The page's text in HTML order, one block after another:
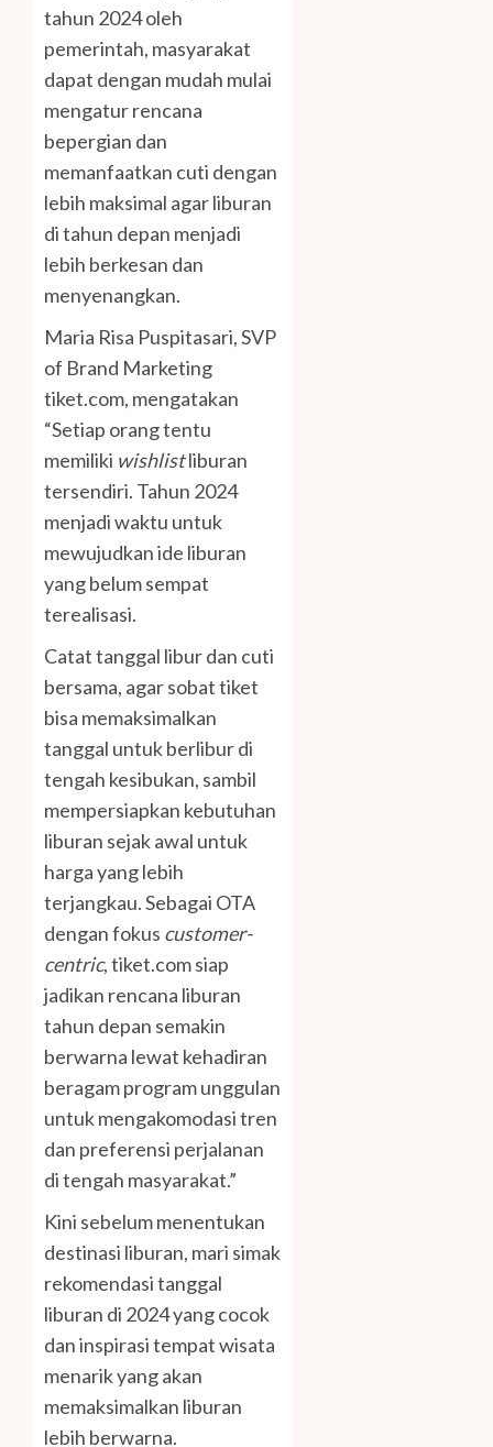
tahun 2024 oleh
pemerintah, masyarakat
dapat dengan mudah mulai
mengatur rencana
bepergian dan
memanfaatkan cuti dengan
lebih maksimal agar liburan
di tahun depan menjadi
lebih berkesan dan
menyenangkan.
Maria Risa Puspitasari, SVP
of Brand Marketing
tiket.com, mengatakan
“Setiap orang tentu
memiliki wishlistliburan
tersendiri. Tahun 2024
menjadi waktu untuk
mewujudkan ide liburan
yang belum sempat
terealisasi.
Catat tanggal libur dan cuti
bersama, agar sobat tiket
bisa memaksimalkan
tanggal untuk berlibur di
tengah kesibukan, sambil
mempersiapkan kebutuhan
liburan sejak awal untuk
harga yang lebih
terjangkau. Sebagai OTA
dengan fokus customer-
centric, tiket.com siap
jadikan rencana liburan
tahun depan semakin
berwarna lewat kehadiran
beragam program unggulan
untuk mengakomodasi tren
dan preferensi perjalanan
di tengah masyarakat.”
Kini sebelum menentukan
destinasi liburan, mari simak
rekomendasi tanggal
liburan di 2024 yang cocok
dan inspirasi tempat wisata
menarik yang akan
memaksimalkan liburan
lebih berwarna.